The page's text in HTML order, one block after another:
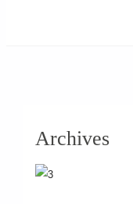
Archives